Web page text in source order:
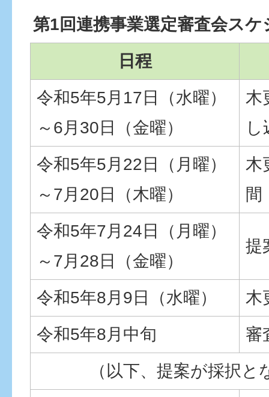
第1回連携事業選定審査会ス
日程
令和5年5月17日（水曜）
～6月30日（金曜）
木
令和5年5月22日（月曜）
～7月20日（木曜）
木
間
令和5年7月24日（月曜）
～7月28日（金曜）
提
令和5年8月9日（水曜）
木
令和5年8月中旬
審
（以下、提案が採択と